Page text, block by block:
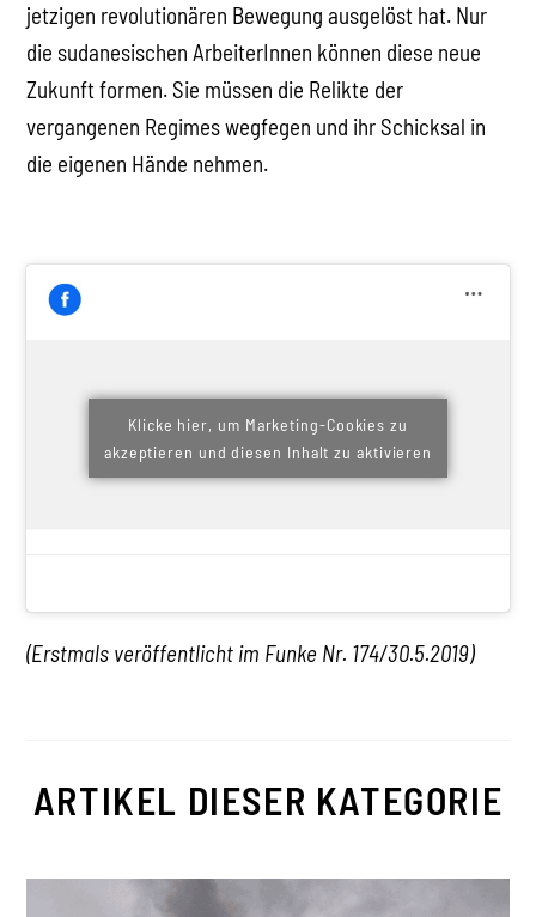
jetzigen revolutionären Bewegung ausgelöst hat. Nur
die sudanesischen ArbeiterInnen können diese neue
Zukunft formen. Sie müssen die Relikte der
vergangenen Regimes wegfegen und ihr Schicksal in
die eigenen Hände nehmen.
Klicke hier, um Marketing-Cookies zu
akzeptieren und diesen Inhalt zu aktivieren
(Erstmals veröffentlicht im Funke Nr. 174/30.5.2019)
ARTIKEL DIESER KATEGORIE